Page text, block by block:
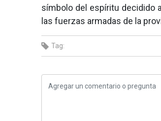
símbolo del espíritu decidido
las fuerzas armadas de la
Tag: